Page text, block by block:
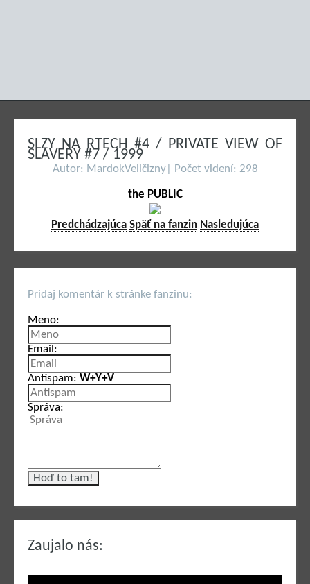
Zaujalo nás:
SLZY NA RTECH #4 / PRIVATE VIEW OF
SLAVERY #7 / 1999
Autor: MardokVeličizny| Počet videní: 298
the PUBLIC
Predchádzajúca Späť na fanzin Nasledujúca
Pridaj komentár k stránke fanzinu:
Meno:
Email:
Antispam: W+Y+V
Správa: